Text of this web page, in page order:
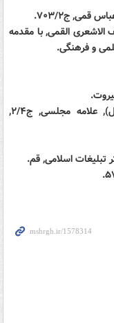
الاشعری القمی, با مقدمه
و فرهنگی.
(۲۴) (مرآة العقول فی شرح اخبار آل الرسول), علامه مجلسی, ج۲/۴,